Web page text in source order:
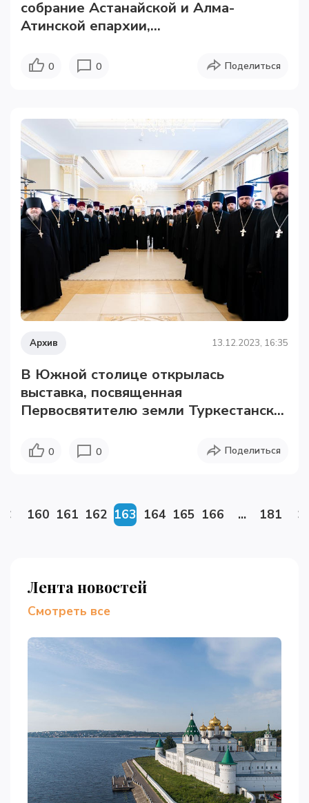
собрание Астанайской и Алма-
Атинской епархии,...
0 0 Поделиться
Архив 13.12.2023, 16:35
В Южной столице открылась
выставка, посвященная
Первосвятителю земли Туркестанск...
0 0 Поделиться
160 161 162 163 164 165 166 ... 181
Лента новостей
Смотреть все